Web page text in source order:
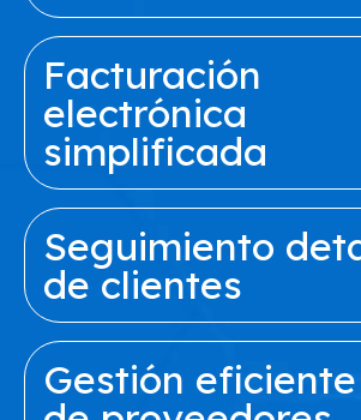
Facturación
electrónica
simplificada
Seguimiento
de clientes
Gestión eficiente